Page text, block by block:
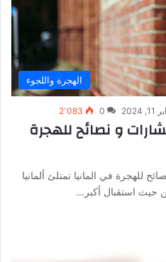
الهجرة واللجوء
0 2٬083
و نصائح للهجرة
للهجرة في المانيا تمتلئ ألمانيا
حيث استقبال أكبر…